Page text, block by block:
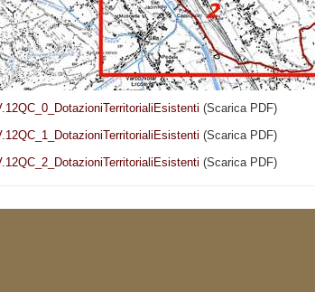
(Scarica PDF)
(Scarica PDF)
(Scarica PDF)